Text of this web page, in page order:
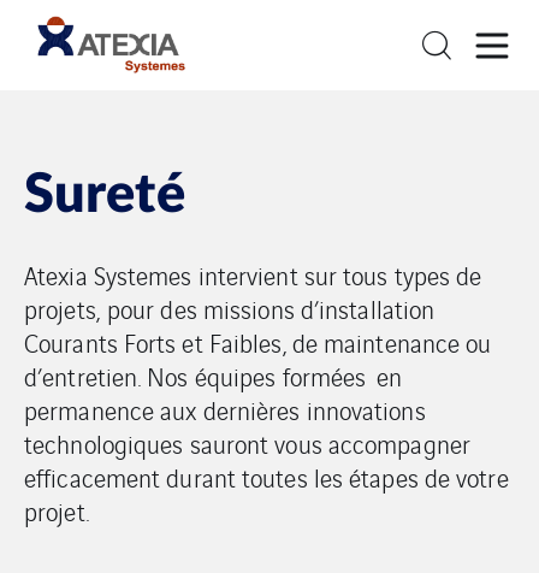
Sureté
Atexia Systemes intervient sur tous types de
projets, pour des missions d’installation
Courants Forts et Faibles, de maintenance ou
d’entretien. Nos équipes formées en
permanence aux dernières innovations
technologiques sauront vous accompagner
efficacement durant toutes les étapes de votre
projet.